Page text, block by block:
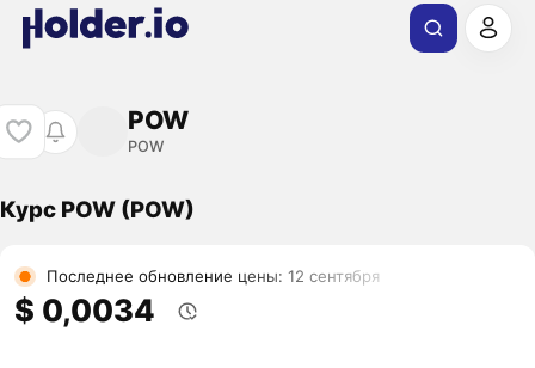
POW
POW
Курс POW (POW)
Последнее обновление цены: 12 сентября
$ 0,0034